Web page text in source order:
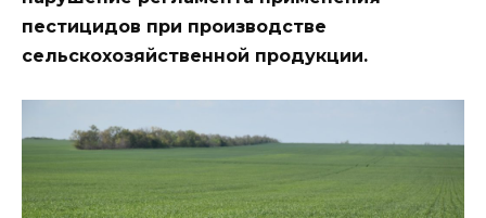
пестицидов при производстве
сельскохозяйственной продукции.